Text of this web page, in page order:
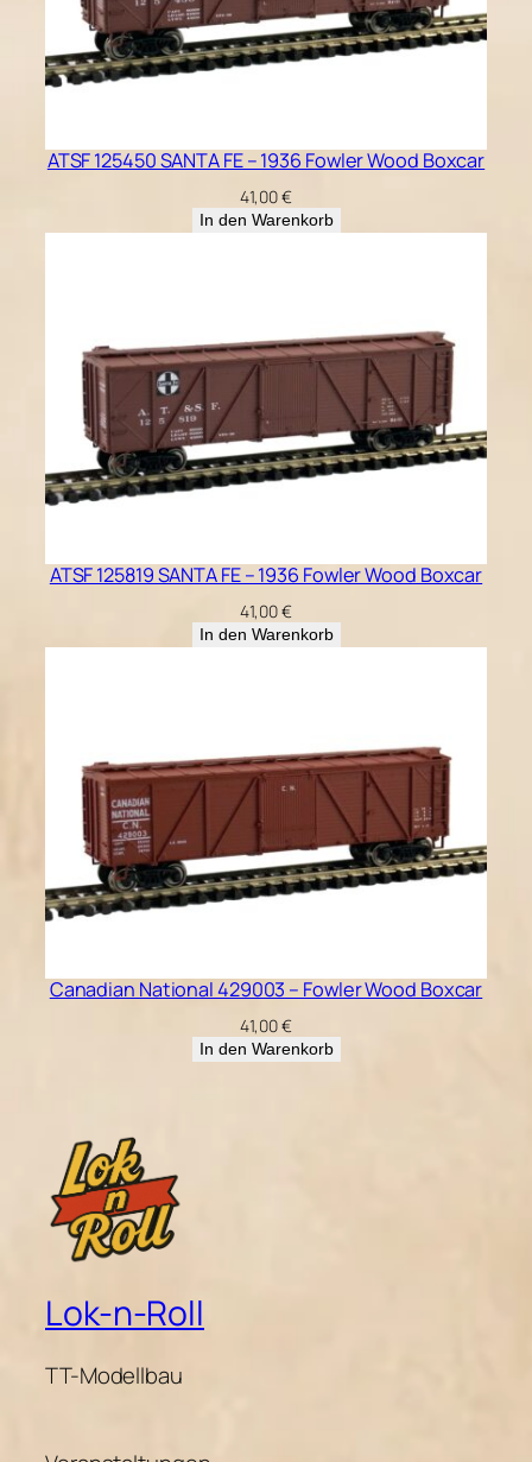
ATSF 125450 SANTA FE – 1936 Fowler Wood Boxcar
41,00€
In den Warenkorb
ATSF 125819 SANTA FE – 1936 Fowler Wood Boxcar
41,00€
In den Warenkorb
Canadian National 429003 – Fowler Wood Boxcar
41,00€
In den Warenkorb
Lok-n-Roll
TT-Modellbau